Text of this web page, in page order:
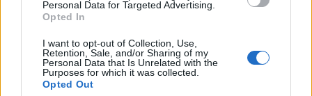
Personal Data for Targeted Advertising.
Opted In
I want to opt-out of Collection, Use,
Retention, Sale, and/or Sharing of my
Personal Data that Is Unrelated with the
Purposes for which it was collected.
Opted Out
Montemor-o-Velho
ARTIGOS RELACIONADOSMAIS DO AUTOR